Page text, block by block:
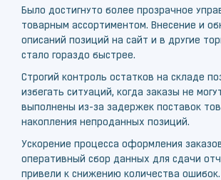
Было достигнуто более прозрачное
товарным ассортиментом. Внесение и
описаний позиций на сайт и в другие
стало гораздо быстрее.
Строгий контроль остатков на складе
избегать ситуаций, когда заказы не
выполнены из-за задержек поставок
накопления непроданных позиций.
Ускорение процесса оформления
оперативный сбор данных для сдачи
привели к снижению количества ошибок.